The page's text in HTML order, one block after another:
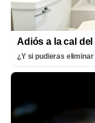
Adiós a la cal
¿Y si pudieras